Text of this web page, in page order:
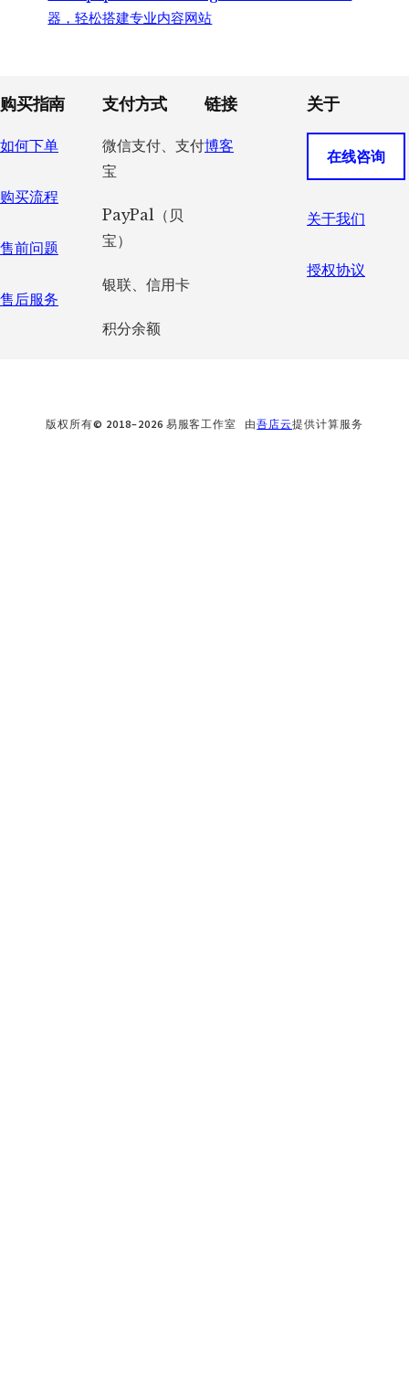
器，轻松搭建专业内容网站
Footer
购买指南
如何下单
购买流程
售前问题
售后服务
支付方式
微信支付、支付
宝
PayPal（贝
宝）
银联、信用卡
积分余额
链接
博客
关于
在线咨询
关于我们
授权协议
版权所有© 2018–2026 易服客工作室 由吾店云提供计算服务